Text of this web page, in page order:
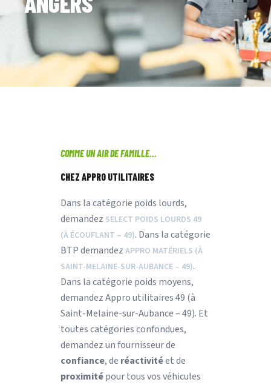
COMME UN AIR DE FAMILLE...
CHEZ APPRO UTILITAIRES
Dans la catégorie poids lourds,
demandez SELECT POIDS LOURDS 49
(À ÉCOUFLANT – 49). Dans la catégorie
BTP demandez APPRO MATÉRIELS (À
SAINT-MELAINE-SUR-AUBANCE – 49).
Dans la catégorie poids moyens,
demandez Appro utilitaires 49 (à
Saint-Melaine-sur-Aubance – 49). Et
toutes catégories confondues,
demandez un fournisseur de
confiance, de réactivitéet de
proximitépour tous vos véhicules